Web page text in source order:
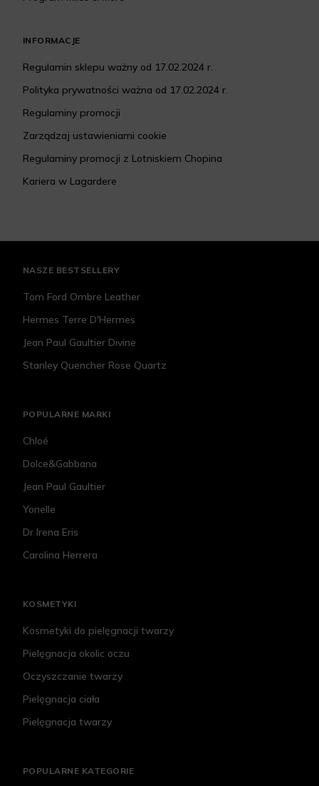
INFORMACJE
Regulamin sklepu ważny od 17.02.2024 r.
Polityka prywatności ważna od 17.02.2024 r.
Regulaminy promocji
Zarządzaj ustawieniami cookie
Regulaminy promocji z Lotniskiem Chopina
Kariera w Lagardere
NASZE BESTSELLERY
Tom Ford Ombre Leather
Hermes Terre D'Hermes
Jean Paul Gaultier Divine
Stanley Quencher Rose Quartz
POPULARNE MARKI
Chloé
Dolce&Gabbana
Jean Paul Gaultier
Yonelle
Dr Irena Eris
Carolina Herrera
KOSMETYKI
Kosmetyki do pielęgnacji twarzy
Pielęgnacja okolic oczu
Oczyszczanie twarzy
Pielęgnacja ciała
Pielęgnacja twarzy
POPULARNE KATEGORIE